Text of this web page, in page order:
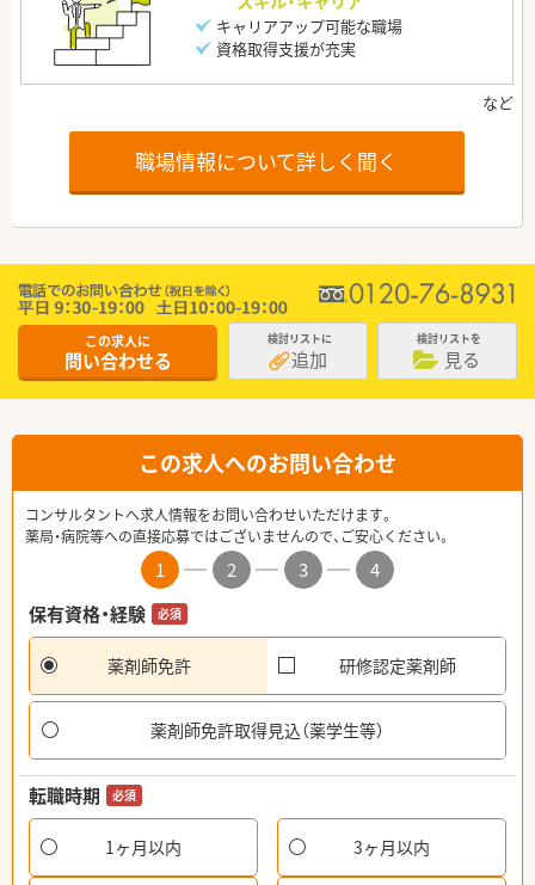
キャリアアップ可能な職場
資格取得支援が充実
職場情報について詳しく聞く
この求人に
問い合わせる
検討リストに
追加
検討リストを
見る
この求人へのお問い合わせ
コンサルタントへ求人情報をお問い合わせいただけます。
薬局・病院等への直接応募ではございませんので、ご安心ください。
1 2 3
4
保有資格・経験
必須
薬剤師免許 研修認定薬剤師
薬剤師免許取得見込（薬学生等）
転職時期 必須
1ヶ月以内 3ヶ月以内